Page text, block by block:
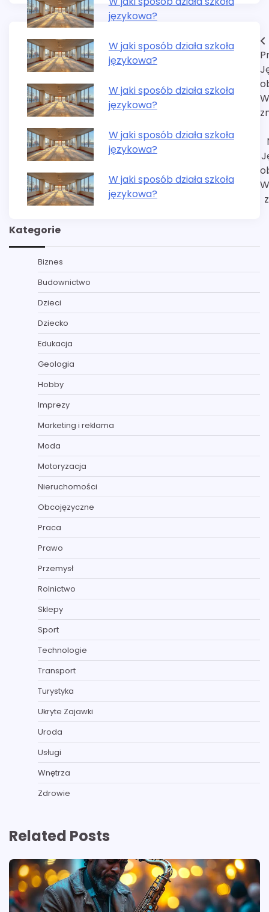
językowa?
W jaki sposób działa szkoła
językowa?
W jaki sposób działa szkoła
językowa?
W jaki sposób działa szkoła
językowa?
W jaki sposób działa szkoła
językowa?
Nawigacja
wpisu
Kategorie
Biznes
Budownictwo
Dzieci
Dziecko
Edukacja
Geologia
Hobby
Imprezy
Marketing i reklama
Moda
Motoryzacja
Nieruchomości
Obcojęzyczne
Praca
Prawo
Przemysł
Rolnictwo
Sklepy
Sport
Technologie
Transport
Turystyka
Ukryte Zajawki
Uroda
Usługi
Wnętrza
Zdrowie
Related Posts